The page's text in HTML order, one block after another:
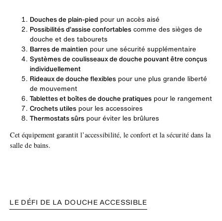
Douches de plain-pied pour un accès aisé
Possibilités d’assise confortables comme des sièges de
douche et des tabourets
Barres de maintien pour une sécurité supplémentaire
Systèmes de coulisseaux de douche pouvant être conçus
individuellement
Rideaux de douche flexibles pour une plus grande liberté
de mouvement
Tablettes et boîtes de douche pratiques pour le rangement
Crochets utiles pour les accessoires
Thermostats sûrs pour éviter les brûlures
Cet équipement garantit l’accessibilité, le confort et la sécurité dans la
salle de bains.
LE DÉFI DE LA DOUCHE ACCESSIBLE